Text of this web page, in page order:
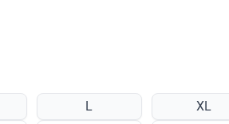
L XL